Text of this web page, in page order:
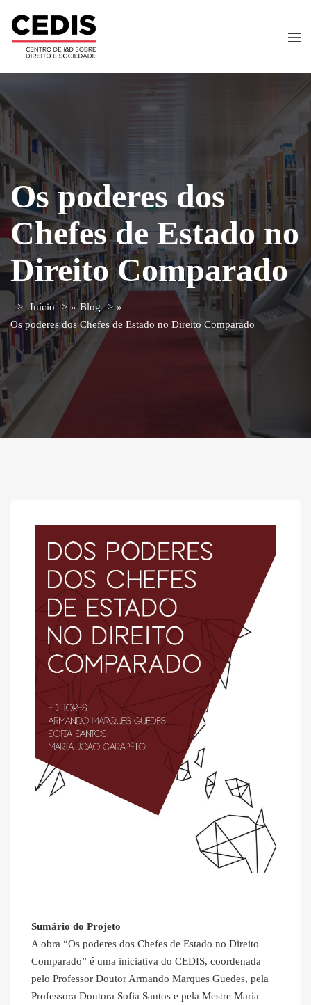
Os poderes dos
Chefes de Estado no
Direito Comparado
Início » Blog
»
Os poderes dos Chefes de Estado no Direito Comparado
Sumário do Projeto
A obra “Os poderes dos Chefes de Estado no Direito
Comparado” é uma iniciativa do CEDIS, coordenada
pelo Professor Doutor Armando Marques Guedes, pela
Professora Doutora Sofia Santos e pela Mestre Maria